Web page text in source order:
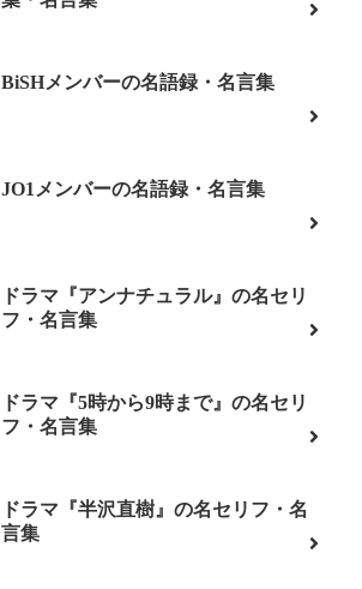
BiSHメンバーの名語録・名言集
JO1メンバーの名語録・名言集
ドラマ『アンナチュラル』の名セリ
フ・名言集
ドラマ『5時から9時まで』の名セリ
フ・名言集
ドラマ『半沢直樹』の名セリフ・名
言集